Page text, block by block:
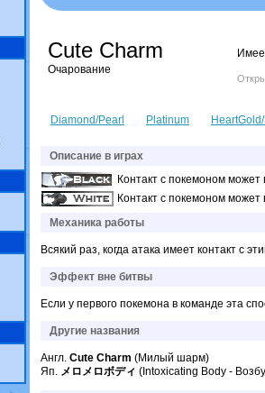
Shadow mismagius
Cute Charm
Очарование
Diamond/Pearl Platinum
Описание в играх
Контакт с покемоном может
Контакт с покемоном может
Механика работы
Всякий раз, когда атака имеет контакт
Эффект вне битвы
Если у первого покемона в команде эта
Другие названия
Англ. Cute Charm (Милый шарм)
Яп. メロメロボディ (Intoxicating Body -